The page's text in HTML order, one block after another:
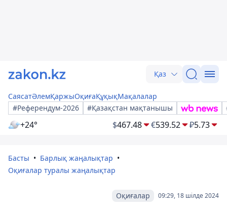
Қаз
СаясатӘлемҚаржыОқиғаҚұқықМақалалар
#Референдум-2026
#Қазақстан мақтанышы
+24° $467.48 €539.52 ₽5.73
Басты
Барлық жаңалықтар
Оқиғалар туралы жаңалықтар
09:29, 18 шілде 2024
Оқиғалар